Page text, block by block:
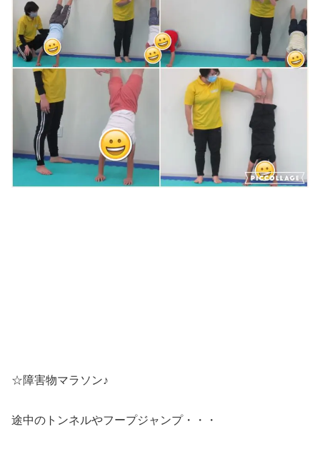
☆障害物マラソン♪
途中のトンネルやフープジャンプ・・・